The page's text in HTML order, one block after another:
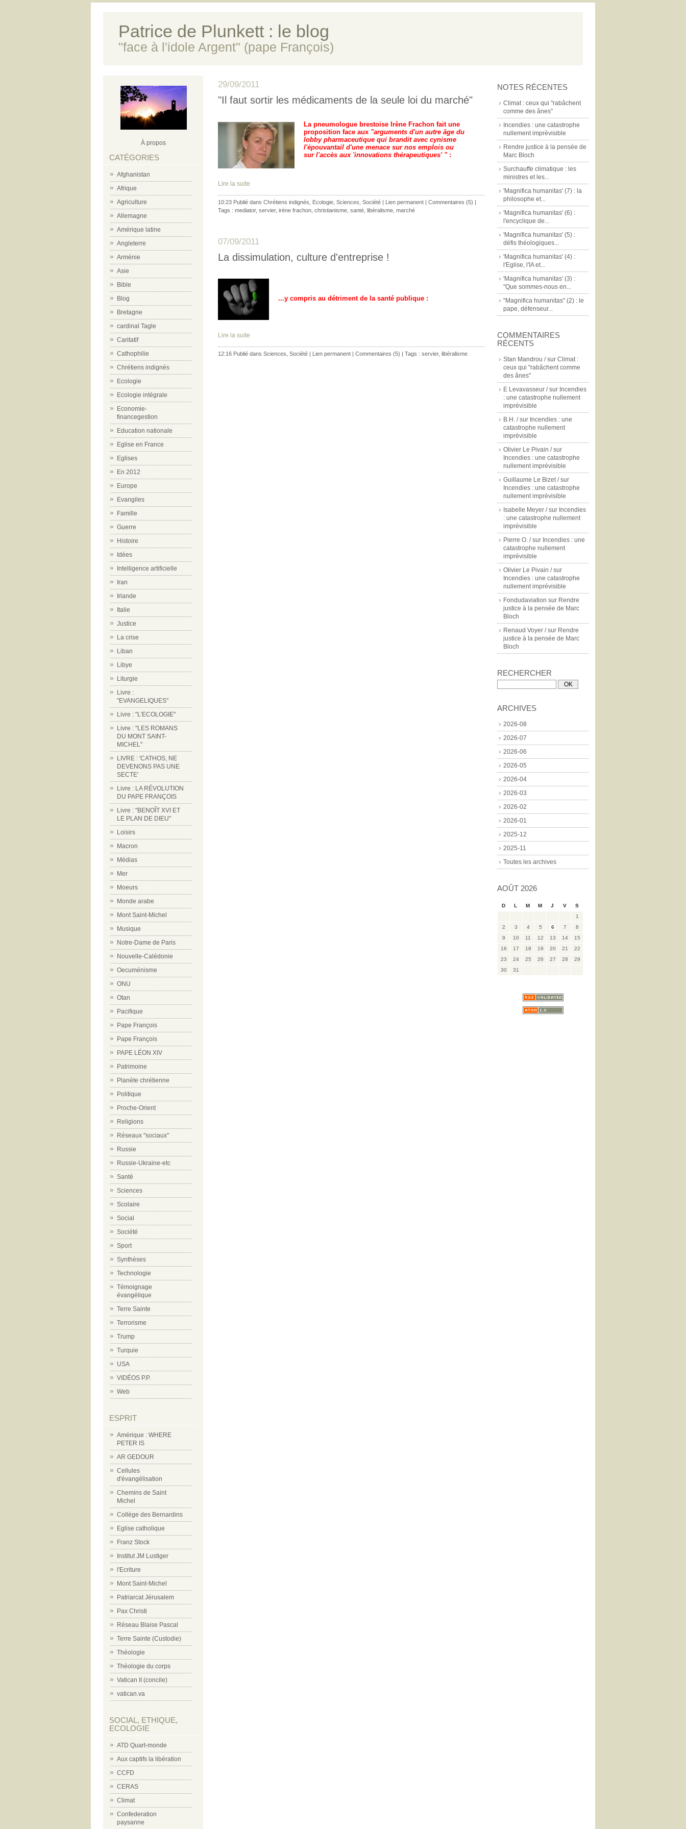
Patrice de Plunkett : le blog
"face à l'idole Argent" (pape François)
À propos
CATÉGORIES
Afghanistan
Afrique
Agriculture
Allemagne
Amérique latine
Angleterre
Arménie
Asie
Bible
Blog
Bretagne
cardinal Tagle
Caritatif
Cathophilie
Chrétiens indignés
Ecologie
Ecologie intégrale
Economie-
financegestion
Education nationale
Eglise en France
Eglises
En 2012
Europe
Evangiles
Famille
Guerre
Histoire
Idées
Intelligence artificielle
Iran
Irlande
Italie
Justice
La crise
Liban
Libye
Liturgie
Livre :
"EVANGELIQUES"
Livre : "L'ECOLOGIE"
Livre : "LES ROMANS
DU MONT SAINT-
MICHEL"
LIVRE : 'CATHOS, NE
DEVENONS PAS UNE
SECTE'
Livre : LA RÉVOLUTION
DU PAPE FRANÇOIS
Livre : "BENOÎT XVI ET
LE PLAN DE DIEU"
Loisirs
Macron
Médias
Mer
Moeurs
Monde arabe
Mont Saint-Michel
Musique
Notre-Dame de Paris
Nouvelle-Calédonie
Oecuménisme
ONU
Otan
Pacifique
Pape François
Pape François
PAPE LÉON XIV
Patrimoine
Planète chrétienne
Politique
Proche-Orient
Religions
Réseaux "sociaux"
Russie
Russie-Ukraine-etc
Santé
Sciences
Scolaire
Social
Société
Sport
Synthèses
Technologie
Témoignage
évangélique
Terre Sainte
Terrorisme
Trump
Turquie
USA
VIDÉOS P.P.
Web
ESPRIT
Amérique : WHERE
PETER IS
AR GEDOUR
Cellules
d'évangélisation
Chemins de Saint
Michel
Collège des Bernardins
Eglise catholique
Franz Stock
Institut JM Lustiger
l'Ecriture
Mont Saint-Michel
Patriarcat Jérusalem
Pax Christi
Réseau Blaise Pascal
Terre Sainte (Custodie)
Théologie
Théologie du corps
Vatican II (concile)
vatican.va
SOCIAL, ETHIQUE,
ECOLOGIE
ATD Quart-monde
Aux captifs la libération
CCFD
CERAS
Climat
Confederation
paysanne
NOTES RÉCENTES
Climat : ceux qui "rabâchent
comme des ânes"
Incendies : une catastrophe
nullement imprévisible
Rendre justice à la pensée de
Marc Bloch
Surchauffe climatique : les
ministres et les...
'Magnifica humanitas' (7) : la
philosophe et...
'Magnifica humanitas' (6) :
l'encyclique de...
'Magnifica humanitas' (5) :
défis théologiques...
'Magnifica humanitas' (4) :
l'Eglise, l'IA et...
'Magnifica humanitas' (3) :
"Que sommes-nous en...
"Magnifica humanitas" (2) : le
pape, défenseur...
COMMENTAIRES
RÉCENTS
Stan Mandrou /sur Climat :
ceux qui "rabâchent comme
des ânes"
E Levavasseur /sur Incendies
: une catastrophe nullement
imprévisible
B.H. /sur Incendies : une
catastrophe nullement
imprévisible
Olivier Le Pivain /sur
Incendies : une catastrophe
nullement imprévisible
Guillaume Le Bizet /sur
Incendies : une catastrophe
nullement imprévisible
Isabelle Meyer /sur Incendies
: une catastrophe nullement
imprévisible
Pierre O. /sur Incendies : une
catastrophe nullement
imprévisible
Olivier Le Pivain /sur
Incendies : une catastrophe
nullement imprévisible
Fondudaviation sur Rendre
justice à la pensée de Marc
Bloch
Renaud Voyer /sur Rendre
justice à la pensée de Marc
Bloch
RECHERCHER
ARCHIVES
2026-08
2026-07
2026-06
2026-05
2026-04
2026-03
2026-02
2026-01
2025-12
2025-11
Toutes les archives
AOÛT 2026
D L M M J V
S
1
2
3 4 5 6 7
8
9
10 11 12 13 14
15
16
17 18 19 20 21
22
23
24 25 26 27 28
29
30
31
29/09/2011
"Il faut sortir les médicaments de la seule loi du marché"
La pneumologue brestoise Irène Frachon fait une
proposition face aux "arguments d'un autre âge du
lobby pharmaceutique qui brandit avec cynisme
l'épouvantail d'une menace sur nos emplois ou
sur l'accès aux 'innovations thérapeutiques' ":
Lire la suite
10:23 Publié dans Chrétiens indignés Ecologie Sciences Société | Lien permanent | Commentaires (5) |
Tags : mediator, servier, irène frachon christianisme santé libéralisme marché
07/09/2011
La dissimulation, culture d'entreprise !
...y compris au détriment de la santé publique :
Lire la suite
12:16 Publié dans Sciences Société Lien permanent Commentaires (5) | Tags : servier, libéralisme